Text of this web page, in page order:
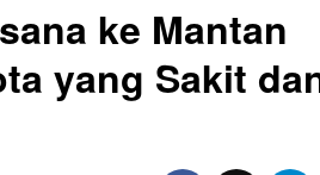
ke Mantan
yang Sakit